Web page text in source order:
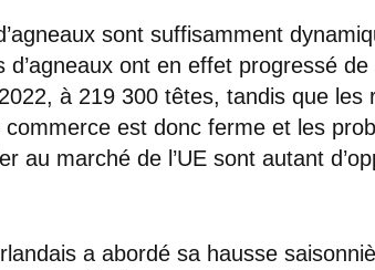
sont suffisamment
d’agneaux ont en effet progressé
à 219 300 têtes, tandis que les
est donc ferme et les
au marché de l’UE sont autant
a abordé sa hausse